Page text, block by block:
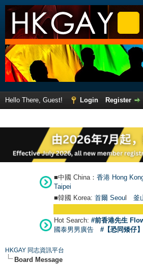
Hello There, Guest! Login
Register
■中國 China： 香港 Hong
Taipei
■韓國 Korea: 首爾 Seoul 釜
Hot Search: #前香港先生
國泰男男廣告
#【恐同矮仔
HKGAY 同志資訊平台
Board Message